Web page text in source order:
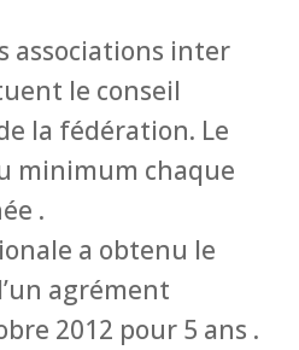
associations inter
le conseil
la fédération. Le
minimum chaque
.
a obtenu le
agrément
2012 pour 5 ans .